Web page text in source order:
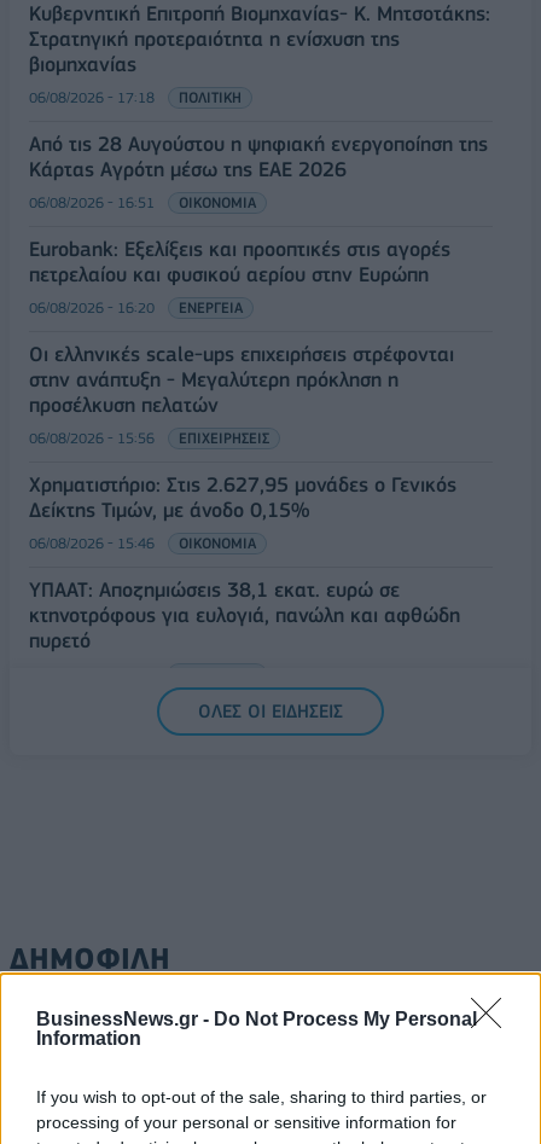
BusinessNews.gr - Do Not Process My Personal
Information
If you wish to opt-out of the sale, sharing to third parties, or
processing of your personal or sensitive information for
Κυβερνητική Επιτροπή Βιομηχανίας- Κ. Μητσοτάκης:
Στρατηγική προτεραιότητα η ενίσχυση της
βιομηχανίας
06/08/2026 - 17:18 ΠΟΛΙΤΙΚΗ
Από τις 28 Αυγούστου η ψηφιακή ενεργοποίηση της
Κάρτας Αγρότη μέσω της ΕΑΕ 2026
06/08/2026 - 16:51 ΟΙΚΟΝΟΜΙΑ
Eurobank: Εξελίξεις και προοπτικές στις αγορές
πετρελαίου και φυσικού αερίου στην Ευρώπη
06/08/2026 - 16:20 ΕΝΕΡΓΕΙΑ
Οι ελληνικές scale-ups επιχειρήσεις στρέφονται
στην ανάπτυξη - Μεγαλύτερη πρόκληση η
προσέλκυση πελατών
06/08/2026 - 15:56 ΕΠΙΧΕΙΡΗΣΕΙΣ
Χρηματιστήριο: Στις 2.627,95 μονάδες ο Γενικός
Δείκτης Τιμών, με άνοδο 0,15%
06/08/2026 - 15:46 ΟΙΚΟΝΟΜΙΑ
ΥΠΑΑΤ: Αποζημιώσεις 38,1 εκατ. ευρώ σε
κτηνοτρόφους για ευλογιά, πανώλη και αφθώδη
πυρετό
ΟΛΕΣ ΟΙ ΕΙΔΗΣΕΙΣ
ΔΗΜΟΦΙΛΗ
18η συνεχόμενη χρονιά για τον ΟΤΕ στη διεθνή
06/08/2026 - 14:40 ESG
Β.Σ. Καρούλιας: Τζίρος 98,7 εκατ. ευρώ και